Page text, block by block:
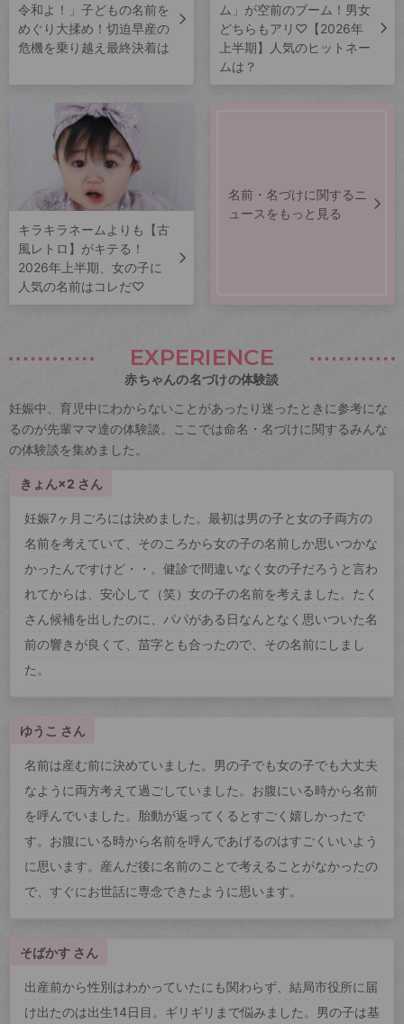
令和よ！」子どもの名前を
めぐり大揉め！切迫早産の
危機を乗り越え最終決着は
ム」が空前のブーム！男女
どちらもアリ♡【2026年
上半期】人気のヒットネー
ムは？
キラキラネームよりも【古
風レトロ】がキテる！
2026年上半期、女の子に
人気の名前はコレだ♡
名前・名づけに関するニ
ュースをもっと見る
EXPERIENCE
赤ちゃんの名づけの体験談
妊娠中、育児中にわからないことがあったり迷ったときに参考にな
るのが先輩ママ達の体験談。ここでは命名・名づけに関するみんな
の体験談を集めました。
きょん×2 さん
妊娠7ヶ月ごろには決めました。最初は男の子と女の子両方の
名前を考えていて、そのころから女の子の名前しか思いつかな
かったんですけど・・。健診で間違いなく女の子だろうと言わ
れてからは、安心して（笑）女の子の名前を考えました。たく
さん候補を出したのに、パパがある日なんとなく思いついた名
前の響きが良くて、苗字とも合ったので、その名前にしまし
た。
ゆうこ さん
名前は産む前に決めていました。男の子でも女の子でも大丈夫
なように両方考えて過ごしていました。お腹にいる時から名前
を呼んでいました。胎動が返ってくるとすごく嬉しかったで
す。お腹にいる時から名前を呼んであげるのはすごくいいよう
に思います。産んだ後に名前のことで考えることがなかったの
で、すぐにお世話に専念できたように思います。
そばかす さん
出産前から性別はわかっていたにも関わらず、結局市役所に届
け出たのは出生14日目。ギリギリまで悩みました。男の子は基